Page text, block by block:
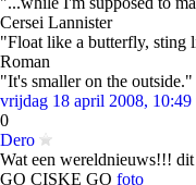
Cersei Lannister
"Float like a butterfly, sting
Roman
"It's smaller on the
vrijdag 18 april 2008, 10:49
0
Dero
Wat een wereldnieuws!!!
GO CISKE GO foto